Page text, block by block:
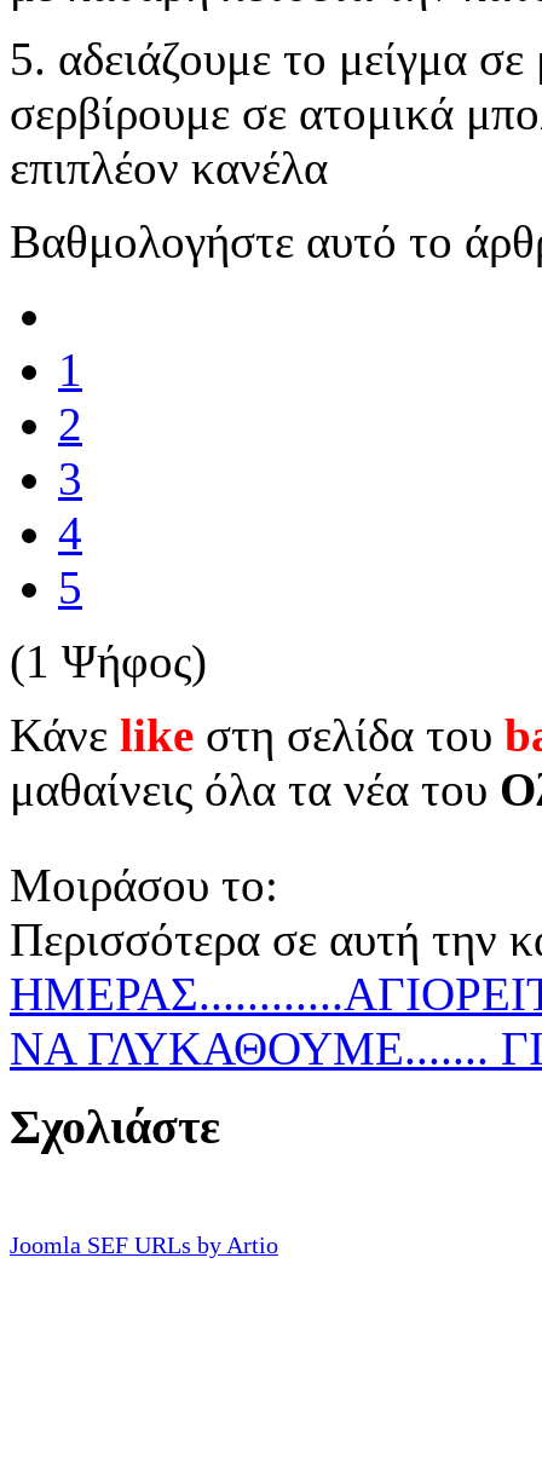
5. αδειάζουμε το μείγμα
σερβίρουμε σε ατομικά
επιπλέον κανέλα
Βαθμολογήστε αυτό το
1
2
3
4
5
(1 Ψήφος)
Κάνε like στη σελίδα του
μαθαίνεις όλα τα νέα του
Μοιράσου το:
Περισσότερα σε αυτή την
ΝΑ ΓΛΥΚΑΘΟΥΜΕ.......
Σχολιάστε
Joomla SEF URLs by Artio